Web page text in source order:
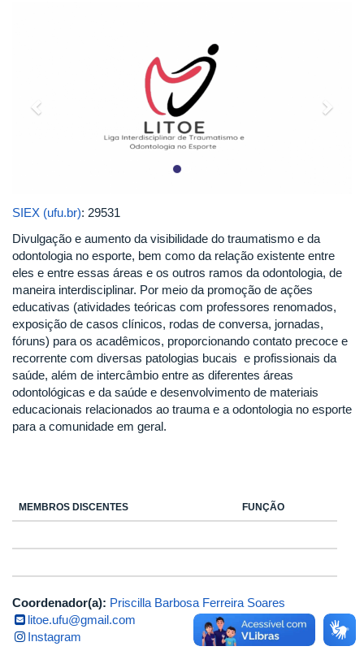
SIEX (ufu.br): 29531
Divulgação e aumento da visibilidade do traumatismo e da
odontologia no esporte, bem como da relação existente entre
eles e entre essas áreas e os outros ramos da odontologia, de
maneira interdisciplinar. Por meio da promoção de ações
educativas (atividades teóricas com professores renomados,
exposição de casos clínicos, rodas de conversa, jornadas,
fóruns) para os acadêmicos, proporcionando contato precoce e
recorrente com diversas patologias bucais e profissionais da
saúde, além de intercâmbio entre as diferentes áreas
odontológicas e da saúde e desenvolvimento de materiais
educacionais relacionados ao trauma e a odontologia no esporte
para a comunidade em geral.
MEMBROS DISCENTES FUNÇÃO
Coordenador(a): Priscilla Barbosa Ferreira Soares
litoe.ufu@gmail.com
Instagram